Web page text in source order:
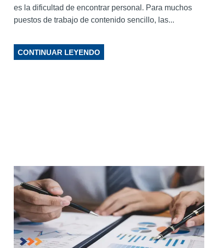
es la dificultad de encontrar personal. Para muchos
puestos de trabajo de contenido sencillo, las...
CONTINUAR LEYENDO